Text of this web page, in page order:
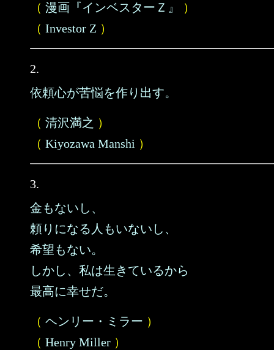
（ 漫画『インベスターＺ』
）
（ Investor Z ）
2.
依頼心が苦悩を作り出す。
（ 清沢満之 ）
（ Kiyozawa Manshi ）
3.
金もないし、
頼りになる人もいないし、
希望もない。
しかし、私は生きているから
最高に幸せだ。
（ ヘンリー・ミラー ）
（ Henry Miller ）